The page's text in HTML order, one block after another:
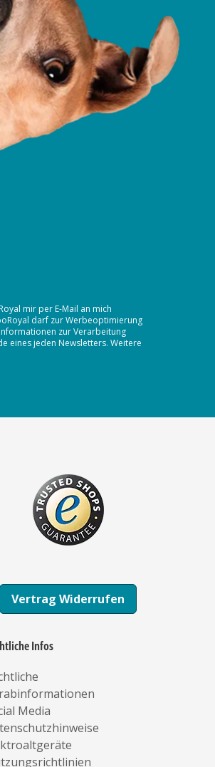
mir per E-Mail an mich
darf zur Werbeoptimierung
zur Verarbeitung
eines jeden Newsletters. Weitere
Vertrag Widerrufen
Infos
Media